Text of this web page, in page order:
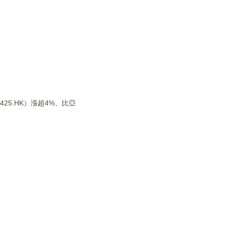
）漲超4%、比亞